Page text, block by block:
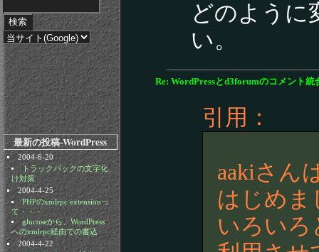
最新の投稿-WordPress
2004-6-20
トラックバックの文字化
け対策
2004-4-25
PHPのxmlrpc extensionっ
て・・・
glucoseから、WordPress
へのxmlrpc経由での書込
2004-4-22
どのように
い。
Re: WordPressとd3forumのコメント統
引用：
aakiさん
はじめま
いろいろ